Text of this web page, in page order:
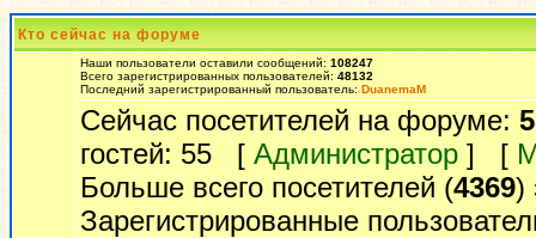
Кто сейчас на форуме
Наши пользователи оставили сообщений: 108247
Всего зарегистрированных пользователей: 48132
Последний зарегистрированный пользователь: DuanemaM
Сейчас посетителей на форуме:
гостей: 55 [ Администратор ] [
Больше всего посетителей (4369)
Зарегистрированные